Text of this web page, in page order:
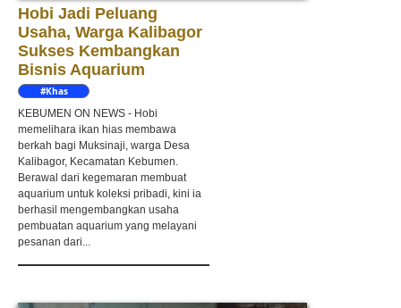
Hobi Jadi Peluang
Usaha, Warga Kalibagor
Sukses Kembangkan
Bisnis Aquarium
#Khas
KEBUMEN ON NEWS - Hobi
memelihara ikan hias membawa
berkah bagi Muksinaji, warga Desa
Kalibagor, Kecamatan Kebumen.
Berawal dari kegemaran membuat
aquarium untuk koleksi pribadi, kini ia
berhasil mengembangkan usaha
pembuatan aquarium yang melayani
pesanan dari...